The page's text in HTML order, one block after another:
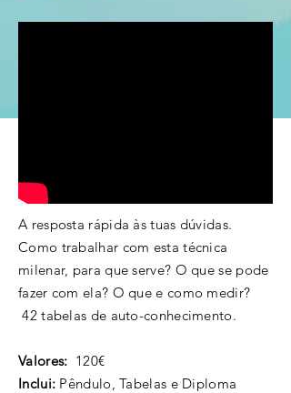
A resposta rápida às tuas dúvidas.
Como trabalhar com esta técnica
milenar, para que serve? O que se pode
fazer com ela? O que e como medir?
42 tabelas de auto-conhecimento.
Valores: 120€
Inclui: Pêndulo, Tabelas e Diploma